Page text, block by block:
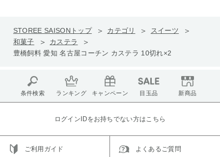
STOREE SAISONトップ カテゴリ
スイーツ
和菓子
カステラ
豊橋飼料 愛知 名古屋コーチン カステラ 10切れ×2
条件検索 ランキング キャンペーン 目玉品 新商品
ログインIDをお持ちでない方はこちら
ご利用ガイド よくあるご質問